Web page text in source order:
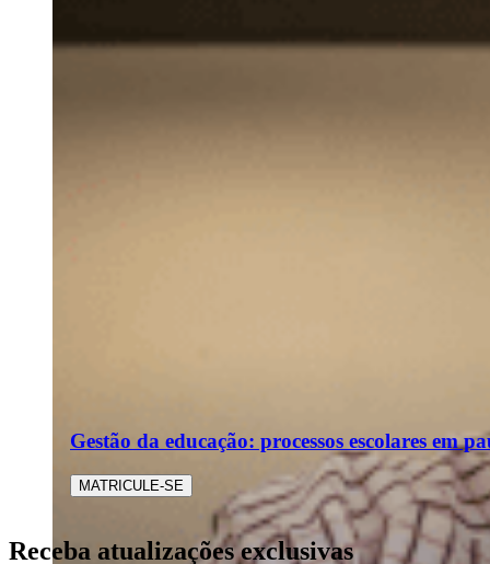
Gestão da educação: processos escolares em
MATRICULE-SE
Receba atualizações exclusivas